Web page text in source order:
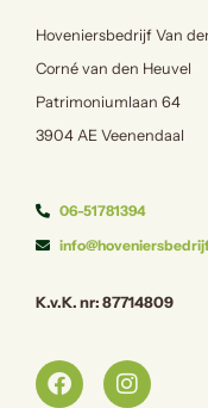
Hoveniersbedrijf Van
Corné van den Heuvel
Patrimoniumlaan 64
3904 AE Veenendaal
06-51781394
K.v.K. nr: 87714809